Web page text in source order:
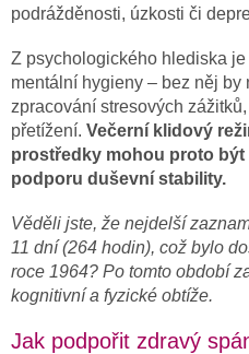
podrážděnosti, úzkosti či
Z psychologického hlediska
mentální hygieny – bez něj by
zpracování stresových
přetížení. Večerní klidový
prostředky mohou proto
podporu duševní stability.
Věděli jste, že nejdelší
11 dní (264 hodin), což bylo
roce 1964? Po tomto období
kognitivní a fyzické obtíže.
Jak podpořit zdravý